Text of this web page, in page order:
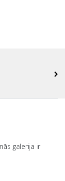
galerija ir